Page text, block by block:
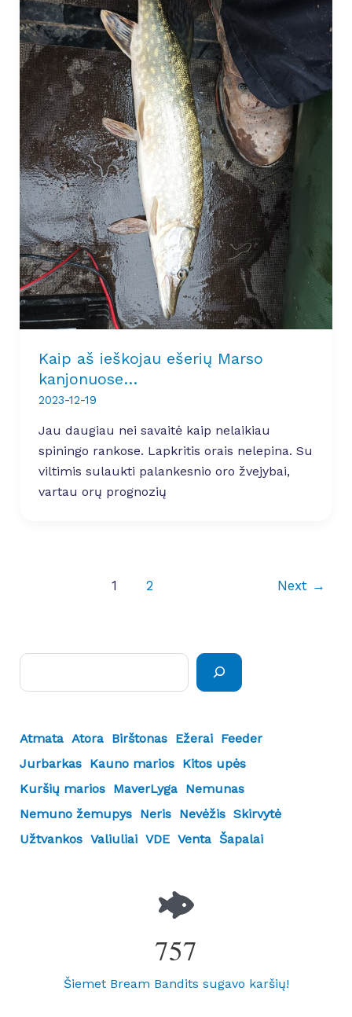
Kaip aš ieškojau ešerių Marso
kanjonuose…
2023-12-19
Jau daugiau nei savaitė kaip nelaikiau
spiningo rankose. Lapkritis orais nelepina. Su
viltimis sulaukti palankesnio oro žvejybai,
vartau orų prognozių
1 2 Next →
Atmata Atora Birštonas Ežerai Feeder
Jurbarkas Kauno marios Kitos upės
Kuršių marios MaverLyga Nemunas
Nemuno žemupys Neris Nevėžis Skirvytė
Užtvankos Valiuliai VDE Venta Šapalai
757
Šiemet Bream Bandits sugavo karšių!